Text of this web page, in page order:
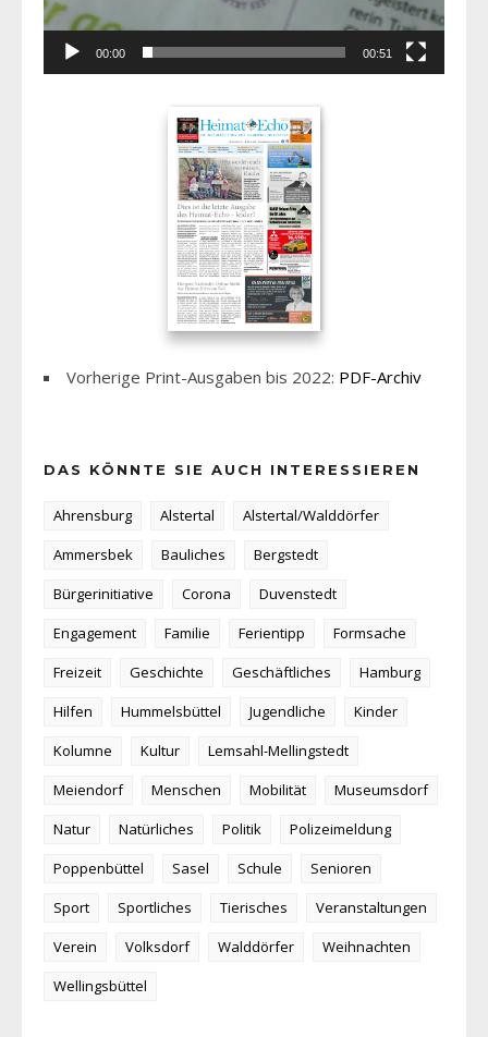
00:00 00:51
Vorherige Print-Ausgaben bis 2022: PDF-Archiv
DAS KÖNNTE SIE AUCH INTERESSIEREN
Ahrensburg Alstertal
Alstertal/Walddörfer
Ammersbek
Bauliches
Bergstedt
Bürgerinitiative
Corona
Duvenstedt
Engagement
Familie Ferientipp
Formsache
Freizeit
Geschichte Geschäftliches
Hamburg
Hilfen
Hummelsbüttel Jugendliche
Kinder
Kolumne
Kultur
Lemsahl-Mellingstedt
Meiendorf
Menschen Mobilität
Museumsdorf
Natur
Natürliches Politik
Polizeimeldung
Poppenbüttel
Sasel Schule
Senioren
Sport
Sportliches Tierisches
Veranstaltungen
Verein
Volksdorf Walddörfer
Weihnachten
Wellingsbüttel